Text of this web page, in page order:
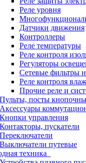
Реле уровня
Датчики движения
Контроллеры
Реле температуры
Реле контроля
Регуляторы
Сетевые фильтры
Реле контроля
Прочие реле и
Пульты, посты
Аксессуары
Кнопки управления
Контакторы, пускатели
Переключатели
Выключатели путевые
техника